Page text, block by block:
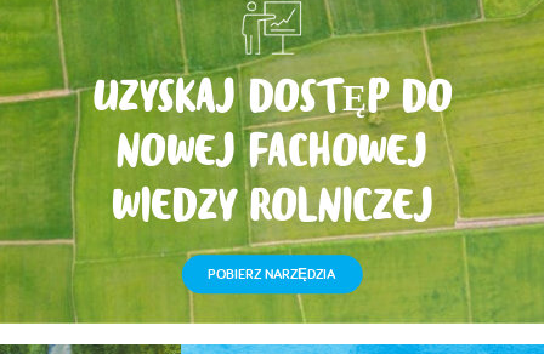
UZYSKAJ DOSTĘP DO
NOWEJ FACHOWEJ
WIEDZY ROLNICZEJ
POBIERZ NARZĘDZIA